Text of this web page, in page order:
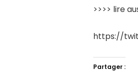
>>>> lire
https://
Partager :